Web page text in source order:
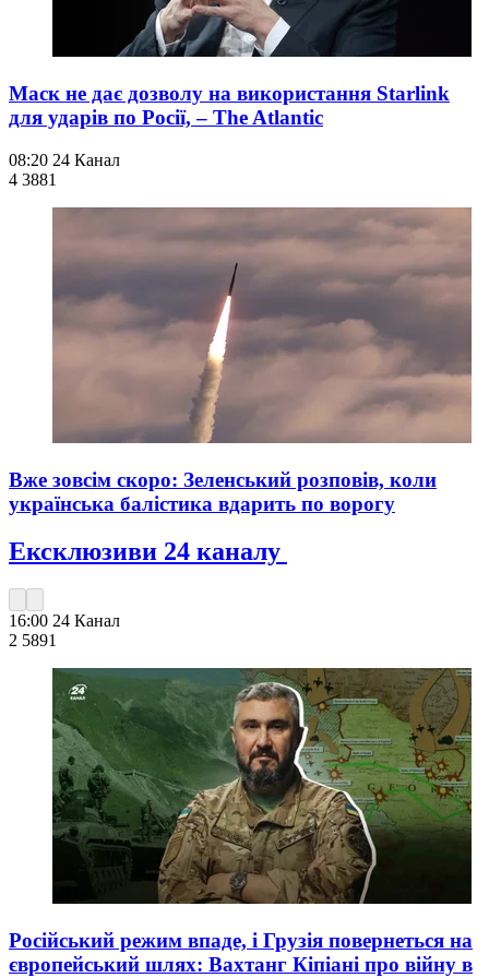
Маск не дає дозволу на використання Starlink
для ударів по Росії, – The Atlantic
08:20 24 Канал
4 3881
Вже зовсім скоро: Зеленський розповів, коли
українська балістика вдарить по ворогу
Ексклюзиви 24 каналу
16:00 24 Канал
2 5891
Російський режим впаде, і Грузія повернеться на
європейський шлях: Вахтанг Кіпіані про війну в